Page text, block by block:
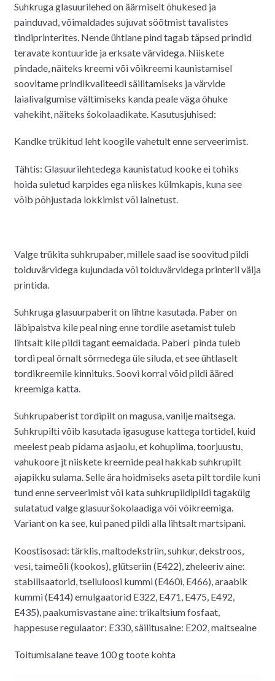
Suhkruga glasuurilehed on äärmiselt õhukesed ja
painduvad, võimaldades sujuvat söötmist tavalistes
tindiprinterites. Nende ühtlane pind tagab täpsed prindid
teravate kontuuride ja erksate värvidega. Niiskete
pindade, näiteks kreemi või võikreemi kaunistamisel
soovitame prindikvaliteedi säilitamiseks ja värvide
laialivalgumise vältimiseks kanda peale väga õhuke
vahekiht, näiteks šokolaadikate. Kasutusjuhised:
Kandke trükitud leht koogile vahetult enne serveerimist.
Tähtis: Glasuurilehtedega kaunistatud kooke ei tohiks
hoida suletud karpides ega niiskes külmkapis, kuna see
võib põhjustada lokkimist või lainetust.
Valge trükita suhkrupaber, millele saad ise soovitud pildi
toiduvärvidega kujundada või toiduvärvidega printeril välja
printida.
Suhkruga glasuurpaberit on lihtne kasutada. Paber on
läbipaistva kile peal ning enne tordile asetamist tuleb
lihtsalt kile pildi tagant eemaldada. Paberi pinda tuleb
tordi peal õrnalt sõrmedega üle siluda, et see ühtlaselt
tordikreemile kinnituks. Soovi korral võid pildi ääred
kreemiga katta.
Suhkrupaberist tordipilt on magusa, vanilje maitsega.
Suhkrupilti võib kasutada igasuguse kattega tortidel, kuid
meelest peab pidama asjaolu, et kohupiima, toorjuustu,
vahukoore jt niiskete kreemide peal hakkab suhkrupilt
ajapikku sulama. Selle ära hoidmiseks aseta pilt tordile kuni
tund enne serveerimist või kata suhkrupildipildi tagakülg
sulatatud valge glasuuršokolaadiga või võikreemiga.
Variant on ka see, kui paned pildi alla lihtsalt martsipani.
Koostisosad: tärklis, maltodekstriin, suhkur, dekstroos,
vesi, taimeõli (kookos), glütseriin (E422), zheleeriv aine:
stabilisaatorid, tselluloosi kummi (E460i, E466), araabik
kummi (E414) emulgaatorid E322, E471, E475, E492,
E435), paakumisvastane aine: trikaltsium fosfaat,
happesuse regulaator: E330, säilitusaine: E202, maitseaine
Toitumisalane teave 100 g toote kohta